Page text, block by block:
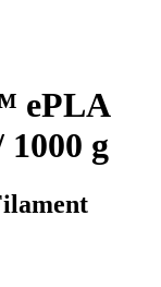
ePLA
g